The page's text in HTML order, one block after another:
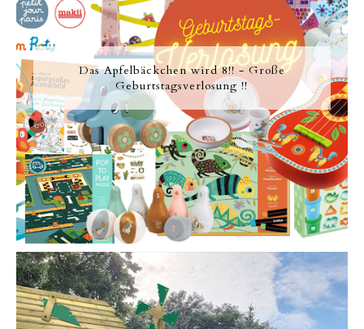
Das Apfelbäckchen wird 8!! - Große
Geburtstagsverlosung !!